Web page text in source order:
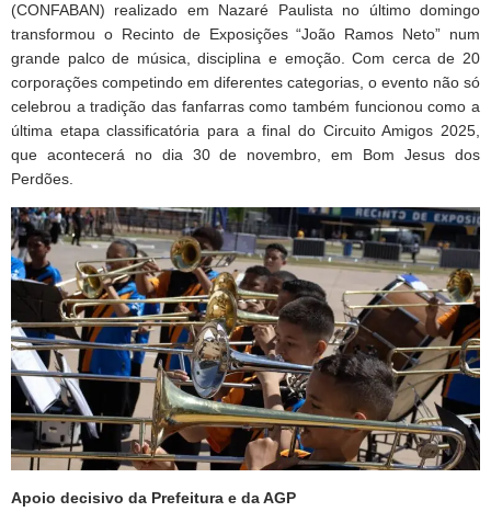
(CONFABAN) realizado em Nazaré Paulista no último domingo
transformou o Recinto de Exposições “João Ramos Neto” num
grande palco de música, disciplina e emoção. Com cerca de 20
corporações competindo em diferentes categorias, o evento não só
celebrou a tradição das fanfarras como também funcionou como a
última etapa classificatória para a final do Circuito Amigos 2025,
que acontecerá no dia 30 de novembro, em Bom Jesus dos
Perdões.
Apoio decisivo da Prefeitura e da AGP